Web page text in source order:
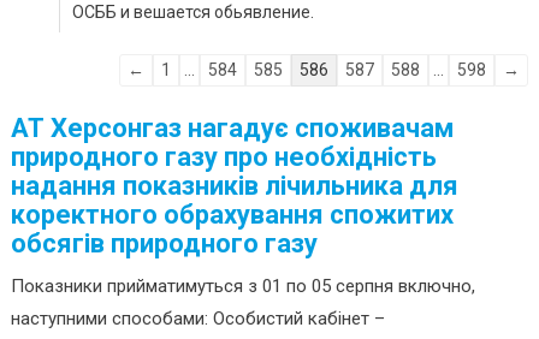
ОСББ и вешается обьявление.
Навігація
списку
гостьової
книги
← 1 584 585 586 587 588 598 →
АТ Херсонгаз нагадує споживачам
природного газу про необхідність
надання показників лічильника для
коректного обрахування спожитих
обсягів природного газу
Показники прийматимуться з 01 по 05 серпня включно,
наступними способами: Особистий кабінет –